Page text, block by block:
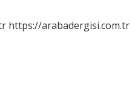
https://arabadergisi.com.tr